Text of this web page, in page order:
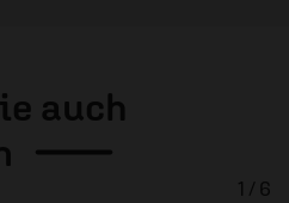
auch
1 / 6